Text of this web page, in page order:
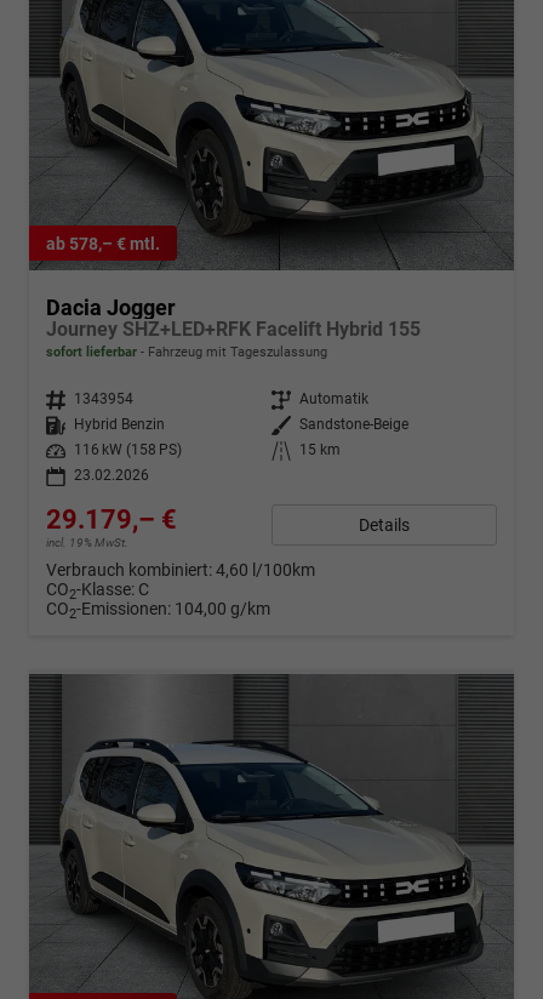
ab 578,– € mtl.
Dacia Jogger
Journey SHZ+LED+RFK Facelift Hybrid 155
sofort lieferbar Fahrzeug mit Tageszulassung
Fahrzeugnr. 1343954 Getriebe Automatik
Kraftstoff
Hybrid Benzin Außenfarbe Sandstone-Beige
Leistung
116 kW (158 PS) Kilometerstand
15 km
23.02.2026
29.179,– €
incl. 19% MwSt.
Details
Verbrauch kombiniert:4,60 l/100km
CO2-Klasse: C
CO2-Emissionen: 104,00 g/km